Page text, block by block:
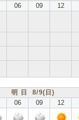
06 09 12
明 日 8/9(日)
06 09 12